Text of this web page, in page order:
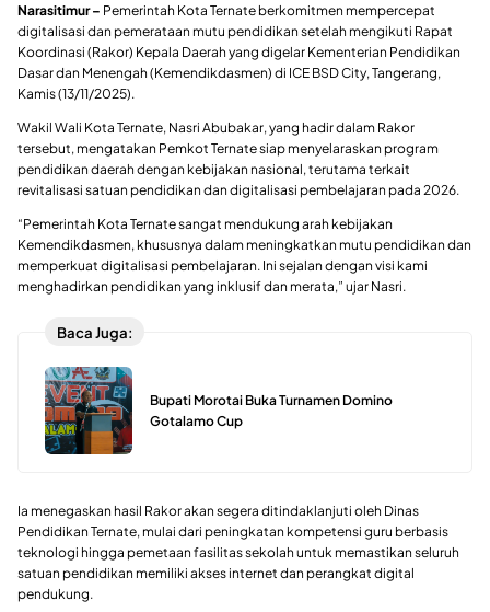
Narasitimur – Pemerintah Kota Ternate berkomitmen mempercepat
digitalisasi dan pemerataan mutu pendidikan setelah mengikuti Rapat
Koordinasi (Rakor) Kepala Daerah yang digelar Kementerian Pendidikan
Dasar dan Menengah (Kemendikdasmen) di ICE BSD City, Tangerang,
Kamis (13/11/2025).
Wakil Wali Kota Ternate, Nasri Abubakar, yang hadir dalam Rakor
tersebut, mengatakan Pemkot Ternate siap menyelaraskan program
pendidikan daerah dengan kebijakan nasional, terutama terkait
revitalisasi satuan pendidikan dan digitalisasi pembelajaran pada 2026.
“Pemerintah Kota Ternate sangat mendukung arah kebijakan
Kemendikdasmen, khususnya dalam meningkatkan mutu pendidikan dan
memperkuat digitalisasi pembelajaran. Ini sejalan dengan visi kami
menghadirkan pendidikan yang inklusif dan merata,” ujar Nasri.
Baca Juga:
Bupati Morotai Buka Turnamen Domino
Gotalamo Cup
Ia menegaskan hasil Rakor akan segera ditindaklanjuti oleh Dinas
Pendidikan Ternate, mulai dari peningkatan kompetensi guru berbasis
teknologi hingga pemetaan fasilitas sekolah untuk memastikan seluruh
satuan pendidikan memiliki akses internet dan perangkat digital
pendukung.